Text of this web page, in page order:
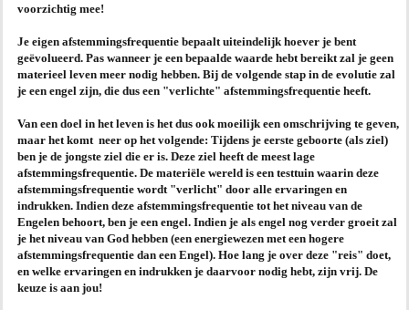
voorzichtig mee!
Je eigen afstemmingsfrequentie bepaalt uiteindelijk hoever je bent
geëvolueerd. Pas wanneer je een bepaalde waarde hebt bereikt zal je geen
materieel leven meer nodig hebben. Bij de volgende stap in de evolutie zal
je een engel zijn, die dus een "verlichte" afstemmingsfrequentie heeft.
Van een doel in het leven is het dus ook moeilijk een omschrijving te geven,
maar het komt neer op het volgende: Tijdens je eerste geboorte (als ziel)
ben je de jongste ziel die er is. Deze ziel heeft de meest lage
afstemmingsfrequentie. De materiële wereld is een testtuin waarin deze
afstemmingsfrequentie wordt "verlicht" door alle ervaringen en
indrukken. Indien deze afstemmingsfrequentie tot het niveau van de
Engelen behoort, ben je een engel. Indien je als engel nog verder groeit zal
je het niveau van God hebben (een energiewezen met een hogere
afstemmingsfrequentie dan een Engel). Hoe lang je over deze "reis" doet,
en welke ervaringen en indrukken je daarvoor nodig hebt, zijn vrij. De
keuze is aan jou!